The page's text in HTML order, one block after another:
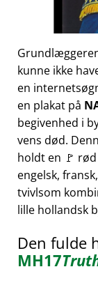
kunne ikke
en
en plakat på
begivenhed i
vens død.
holdt en 🚩
engelsk,
tvivlsom
lille hollandsk
Den fulde
MH17